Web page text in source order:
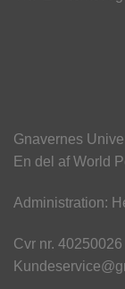
Gnavernes
En del af World
Administration:
Cvr nr. 40250026